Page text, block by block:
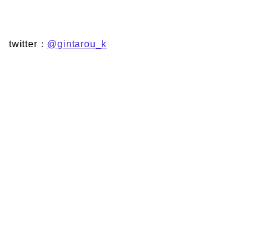
twitter： @gintarou_k